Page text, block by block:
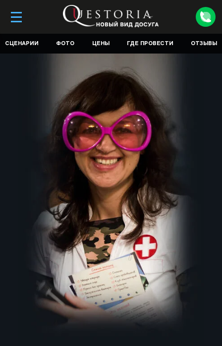
СЦЕНАРИИ ФОТО ЦЕНЫ ГДЕ ПРОВЕСТИ ОТЗЫВЫ